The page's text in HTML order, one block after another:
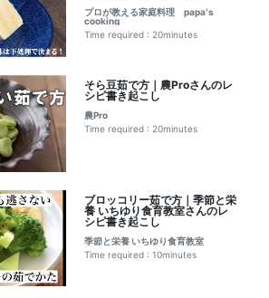
プロが教える家庭料理 papa′s
cooking
Time required : 20minutes
そら豆茹で方｜農Proさんのレ
シピ書き起こし
農Pro
Time required : 20minutes
ブロッコリー茹で方｜季節と栄
養 いちゆり食育教室さんのレ
シピ書き起こし
季節と栄養 いちゆり食育教室
Time required : 10minutes